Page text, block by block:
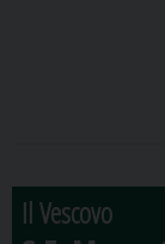
Il Vescovo